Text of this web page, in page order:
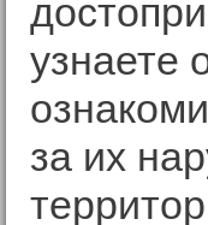
узнаете
за их